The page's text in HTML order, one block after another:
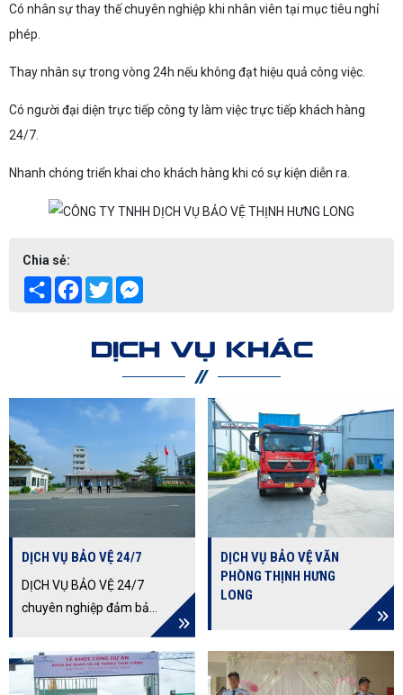
Có nhân sự thay thế chuyên nghiệp khi nhân viên tại mục tiêu nghỉ
phép.
Thay nhân sự trong vòng 24h nếu không đạt hiệu quả công việc.
Có người đại diện trực tiếp công ty làm việc trực tiếp khách hàng
24/7.
Nhanh chóng triển khai cho khách hàng khi có sự kiện diễn ra.
Chia sẻ:
Share Facebook
Twitter
DỊCH VỤ KHÁC
DỊCH VỤ BẢO VỆ 24/7
DỊCH VỤ BẢO VỆ 24/7
chuyên nghiệp đảm bảo
gián đoạn. Khám phá
các ưu điểm vượt trội và
DỊCH VỤ BẢO VỆ VĂN
PHÒNG THỊNH HƯNG
LONG